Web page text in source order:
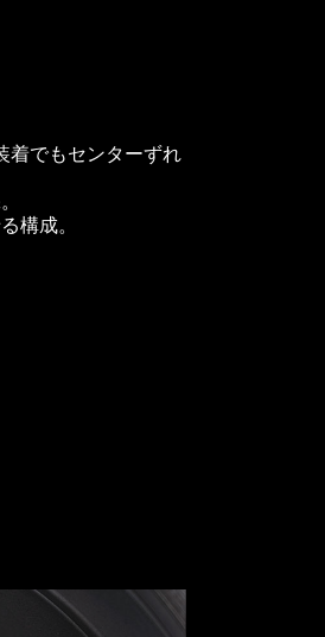
着でもセンターずれ
構成。